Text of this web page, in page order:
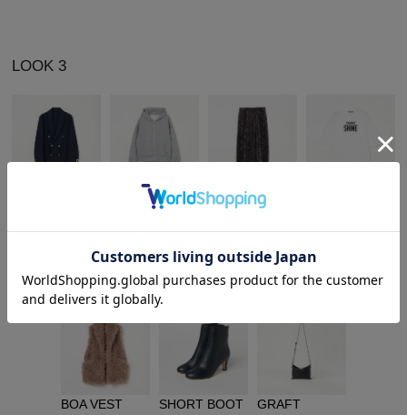
LOOK 3
¥47,300（税
DOUBLE KNIT
ZIP HOODY
¥20,900（税
込）
CRUSHED
VELOUR
TIGHT SKIRT
19,800 （税
込）
¥9,900（税
BOA VEST
SHORT BOOT
GRAFT